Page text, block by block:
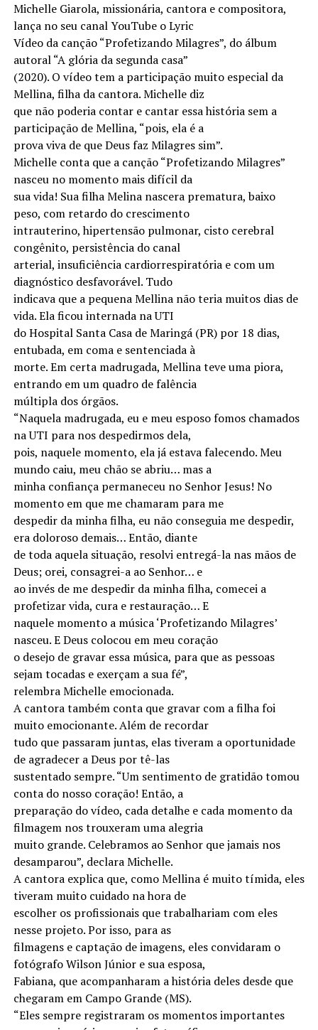
Michelle Giarola, missionária, cantora e compositora,
lança no seu canal YouTube o Lyric
Vídeo da canção “Profetizando Milagres”, do álbum
autoral “A glória da segunda casa”
(2020). O vídeo tem a participação muito especial da
Mellina, filha da cantora. Michelle diz
que não poderia contar e cantar essa história sem a
participação de Mellina, “pois, ela é a
prova viva de que Deus faz Milagres sim”.
Michelle conta que a canção “Profetizando Milagres”
nasceu no momento mais difícil da
sua vida! Sua filha Melina nascera prematura, baixo
peso, com retardo do crescimento
intrauterino, hipertensão pulmonar, cisto cerebral
congênito, persistência do canal
arterial, insuficiência cardiorrespiratória e com um
diagnóstico desfavorável. Tudo
indicava que a pequena Mellina não teria muitos dias de
vida. Ela ficou internada na UTI
do Hospital Santa Casa de Maringá (PR) por 18 dias,
entubada, em coma e sentenciada à
morte. Em certa madrugada, Mellina teve uma piora,
entrando em um quadro de falência
múltipla dos órgãos.
“Naquela madrugada, eu e meu esposo fomos chamados
na UTI para nos despedirmos dela,
pois, naquele momento, ela já estava falecendo. Meu
mundo caiu, meu chão se abriu… mas a
minha confiança permaneceu no Senhor Jesus! No
momento em que me chamaram para me
despedir da minha filha, eu não conseguia me despedir,
era doloroso demais… Então, diante
de toda aquela situação, resolvi entregá-la nas mãos de
Deus; orei, consagrei-a ao Senhor… e
ao invés de me despedir da minha filha, comecei a
profetizar vida, cura e restauração… E
naquele momento a música ‘Profetizando Milagres’
nasceu. E Deus colocou em meu coração
o desejo de gravar essa música, para que as pessoas
sejam tocadas e exerçam a sua fé”,
relembra Michelle emocionada.
A cantora também conta que gravar com a filha foi
muito emocionante. Além de recordar
tudo que passaram juntas, elas tiveram a oportunidade
de agradecer a Deus por tê-las
sustentado sempre. “Um sentimento de gratidão tomou
conta do nosso coração! Então, a
preparação do vídeo, cada detalhe e cada momento da
filmagem nos trouxeram uma alegria
muito grande. Celebramos ao Senhor que jamais nos
desamparou”, declara Michelle.
A cantora explica que, como Mellina é muito tímida, eles
tiveram muito cuidado na hora de
escolher os profissionais que trabalhariam com eles
nesse projeto. Por isso, para as
filmagens e captação de imagens, eles convidaram o
fotógrafo Wilson Júnior e sua esposa,
Fabiana, que acompanharam a história deles desde que
chegaram em Campo Grande (MS).
“Eles sempre registraram os momentos importantes